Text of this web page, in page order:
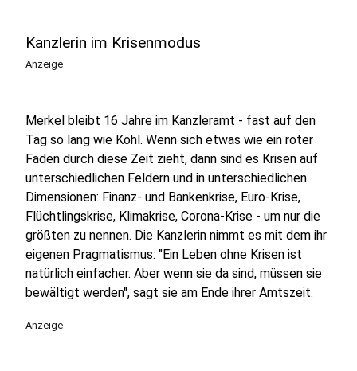
Kanzlerin im Krisenmodus
Anzeige
Merkel bleibt 16 Jahre im Kanzleramt - fast auf den
Tag so lang wie Kohl. Wenn sich etwas wie ein roter
Faden durch diese Zeit zieht, dann sind es Krisen auf
unterschiedlichen Feldern und in unterschiedlichen
Dimensionen: Finanz- und Bankenkrise, Euro-Krise,
Flüchtlingskrise, Klimakrise, Corona-Krise - um nur die
größten zu nennen. Die Kanzlerin nimmt es mit dem ihr
eigenen Pragmatismus: "Ein Leben ohne Krisen ist
natürlich einfacher. Aber wenn sie da sind, müssen sie
bewältigt werden", sagt sie am Ende ihrer Amtszeit.
Anzeige